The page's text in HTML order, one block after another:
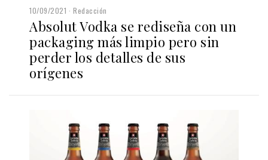
10/09/2021 Redacción
Absolut Vodka se rediseña con un
packaging más limpio pero sin
perder los detalles de sus
orígenes